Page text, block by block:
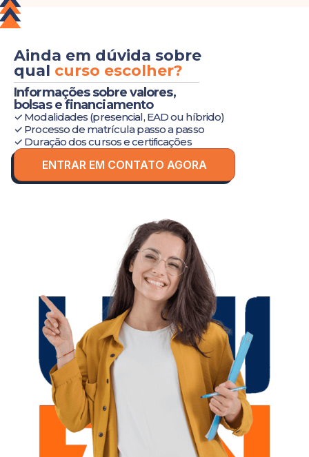
Ainda em dúvida sobre
qual curso escolher?
Informações sobre valores,
bolsas e financiamento
✓ Modalidades (presencial, EAD ou híbrido)
✓ Processo de matrícula passo a passo
✓ Duração dos cursos e certificações
ENTRAR EM CONTATO AGORA